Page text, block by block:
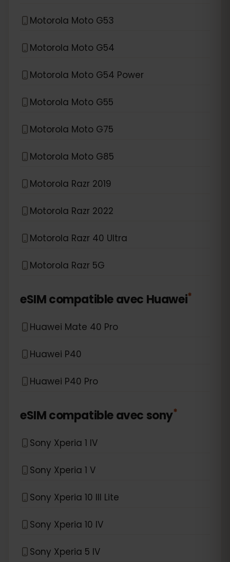
Motorola Moto G53
Motorola Moto G54
Motorola Moto G54 Power
Motorola Moto G55
Motorola Moto G75
Motorola Moto G85
Motorola Razr 2019
Motorola Razr 2022
Motorola Razr 40 Ultra
Motorola Razr 5G
eSIM compatible avec Huawei*
Huawei Mate 40 Pro
Huawei P40
Huawei P40 Pro
eSIM compatible avec sony*
Sony Xperia 1 IV
Sony Xperia 1 V
Sony Xperia 10 III Lite
Sony Xperia 10 IV
Sony Xperia 5 IV